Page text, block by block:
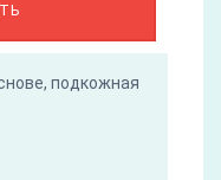
подкожная